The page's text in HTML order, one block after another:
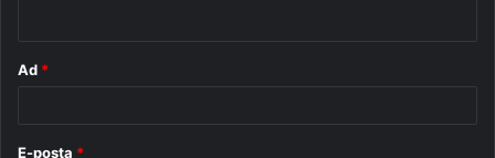
Ad *
E-posta *